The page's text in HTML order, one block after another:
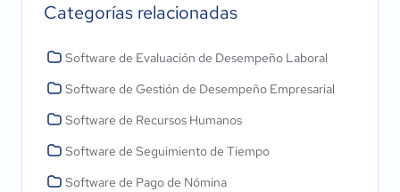
Categorías relacionadas
Software de Evaluación de Desempeño Laboral
Software de Gestión de Desempeño Empresarial
Software de Recursos Humanos
Software de Seguimiento de Tiempo
Software de Pago de Nómina